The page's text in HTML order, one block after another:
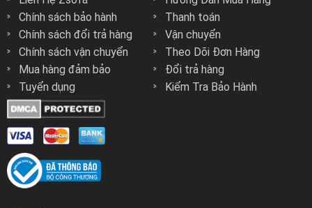
từ công nghệ Ý đẳng cấp - 100% Da Bò Ý Tự Nhiên
THÔNG TIN CHUNG
Liên Hệ Zsofa
Chính sách bảo hành
Chính sách đổi trả hàng
Chính sách vận chuyển
Mua hàng đảm bảo
Tuyển dụng
DÀNH CHO NGƯỜI MUA
Hướng Dẫn Mua Hàng